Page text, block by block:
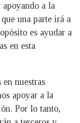
a la
una parte irá a
es ayudar a
en esta
nuestras
apoyar a la
Por lo tanto,